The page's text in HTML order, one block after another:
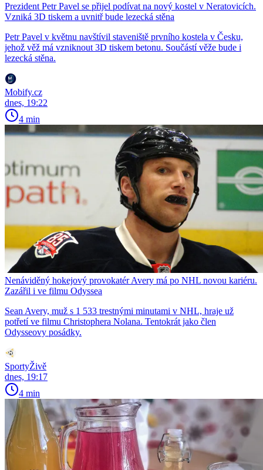
Prezident Petr Pavel se přijel podívat na nový kostel v Neratovicích.
Vzniká 3D tiskem a uvnitř bude lezecká stěna
Petr Pavel v květnu navštívil staveniště prvního kostela v Česku,
jehož věž má vzniknout 3D tiskem betonu. Součástí věže bude i
lezecká stěna.
Mobify.cz
dnes, 19:22
4 min
Nenáviděný hokejový provokatér Avery má po NHL novou kariéru.
Zazářil i ve filmu Odyssea
Sean Avery, muž s 1 533 trestnými minutami v NHL, hraje už
potřetí ve filmu Christophera Nolana. Tentokrát jako člen
Odysseovy posádky.
SportyŽivě
dnes, 19:17
4 min